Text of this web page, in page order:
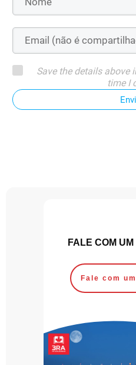
Save the details above
time I
FALE COM
Fale com